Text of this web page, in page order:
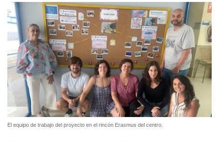
El equipo de trabajo del proyecto en el rincón Erasmus del centro.